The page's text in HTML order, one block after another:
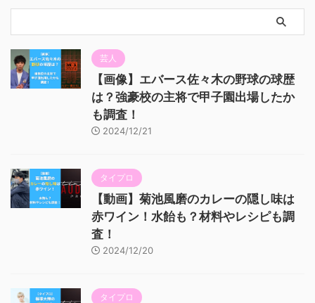
芸人
【画像】エバース佐々木の野球の球歴
は？強豪校の主将で甲子園出場したか
も調査！
2024/12/21
タイプロ
【動画】菊池風磨のカレーの隠し味は
赤ワイン！水飴も？材料やレシピも調
査！
2024/12/20
タイプロ